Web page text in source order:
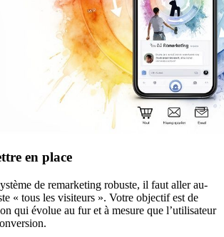
en place
de remarketing robuste, il faut aller au-
« tous les visiteurs ». Votre objectif est de
qui évolue au fur et à mesure que l’utilisateur